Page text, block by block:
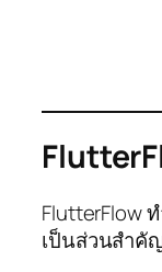
FlutterFlow
เป็นส่วนสำคั